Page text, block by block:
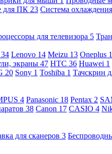
для ПК 23 Система охлаждения
для телевизора 5
34 Lenovo 14 Meizu 13 Oneplus 1
экраны 47 HTC 36 Huawei 1
20 Sony 1 Toshiba 1 Тачскрин
4 Panasonic 18 Pentax 2
38 Canon 17 CASIO 4
для сканеров 3